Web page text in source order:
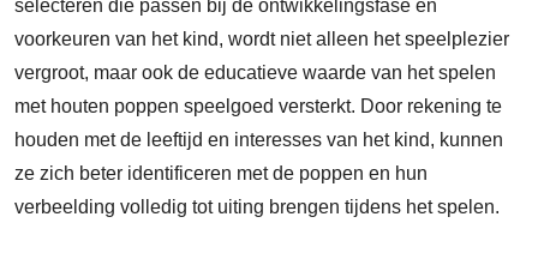
selecteren die passen bij de ontwikkelingsfase en
voorkeuren van het kind, wordt niet alleen het speelplezier
vergroot, maar ook de educatieve waarde van het spelen
met houten poppen speelgoed versterkt. Door rekening te
houden met de leeftijd en interesses van het kind, kunnen
ze zich beter identificeren met de poppen en hun
verbeelding volledig tot uiting brengen tijdens het spelen.